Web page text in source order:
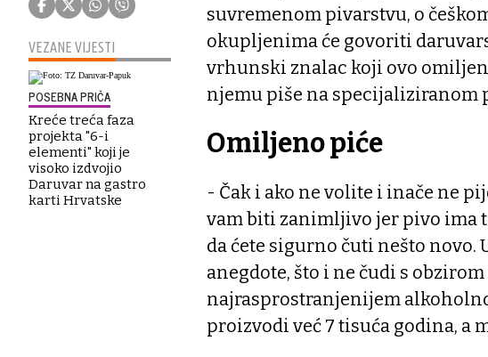
VEZANE VIJESTI
POSEBNA PRIČA
Kreće treća faza
projekta "6-i
elementi" koji je
visoko izdvojio
Daruvar na gastro
karti Hrvatske
suvremenom pivarstvu, o
okupljenima će govoriti
vrhunski znalac koji ovo
njemu piše na specijaliziranom
Omiljeno piće
- Čak i ako ne volite i inače ne
vam biti zanimljivo jer pivo ima
da ćete sigurno čuti nešto novo.
anegdote, što i ne čudi s obzirom
najrasprostranjenijem
proizvodi već 7 tisuća godina, a